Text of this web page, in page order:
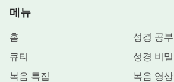
메뉴
홈
성경 공부
큐티
성경 비밀
복음 특집
복음 영상